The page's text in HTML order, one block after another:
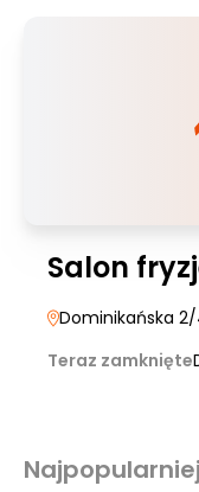
Salon
Dominikańska
Teraz zamknięte